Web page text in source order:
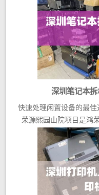
深圳笔记本
快速处理闲置设备的最
荣源熙园山院项目是鸿